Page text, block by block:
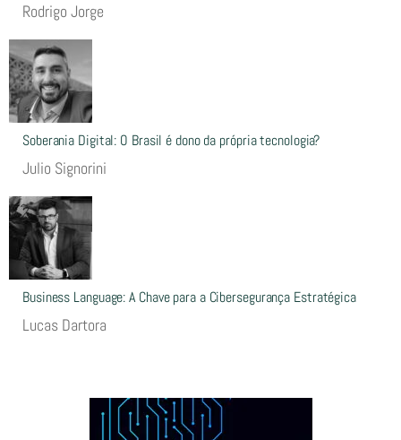
Rodrigo Jorge
Soberania Digital: O Brasil é dono da própria tecnologia?
Julio Signorini
Business Language: A Chave para a Cibersegurança Estratégica
Lucas Dartora